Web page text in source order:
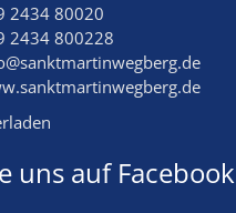
2434 80020
2434 800228
uns auf Facebook